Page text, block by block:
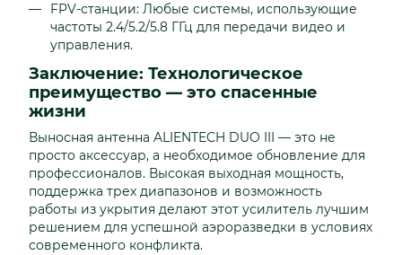
FPV-станции: Любые системы, использующие
частоты 2.4/5.2/5.8 ГГц для передачи видео и
управления.
Заключение: Технологическое
преимущество — это спасенные
жизни
Выносная антенна ALIENTECH DUO III — это не
просто аксессуар, а необходимое обновление для
профессионалов. Высокая выходная мощность,
поддержка трех диапазонов и возможность
работы из укрытия делают этот усилитель лучшим
решением для успешной аэроразведки в условиях
современного конфликта.